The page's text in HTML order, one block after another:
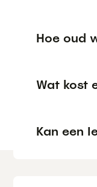
Hoe oud
Wat kost
Kan een